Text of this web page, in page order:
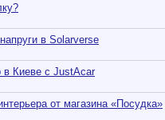
в Solarverse
в Киеве с JustAcar
от магазина «Посудка»